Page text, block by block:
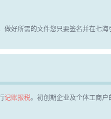
好所需的文件您只要签名并在七海
记账报税。初创期企业及个体工商